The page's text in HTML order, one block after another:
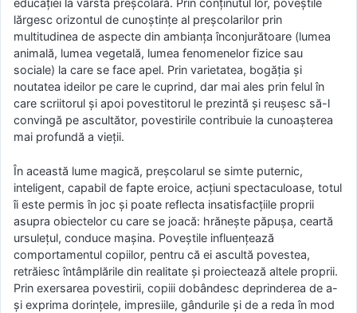
educaţiei la vârsta preşcolară. Prin conţinutul lor, poveştile
lărgesc orizontul de cunoştinţe al preşcolarilor prin
multitudinea de aspecte din ambianţa înconjurătoare (lumea
animală, lumea vegetală, lumea fenomenelor fizice sau
sociale) la care se face apel. Prin varietatea, bogăţia şi
noutatea ideilor pe care le cuprind, dar mai ales prin felul în
care scriitorul şi apoi povestitorul le prezintă şi reuşesc să-l
convingă pe ascultător, povestirile contribuie la cunoaşterea
mai profundă a vieţii.
În această lume magică, preşcolarul se simte puternic,
inteligent, capabil de fapte eroice, acţiuni spectaculoase, totul
îi este permis în joc şi poate reflecta insatisfacţiile proprii
asupra obiectelor cu care se joacă: hrăneşte păpuşa, ceartă
ursuleţul, conduce maşina. Poveştile influenţează
comportamentul copiilor, pentru că ei ascultă povestea,
retrăiesc întâmplările din realitate şi proiectează altele proprii.
Prin exersarea povestirii, copiii dobândesc deprinderea de a-
şi exprima dorinţele, impresiile, gândurile şi de a reda în mod